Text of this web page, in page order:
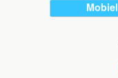
Mobiel